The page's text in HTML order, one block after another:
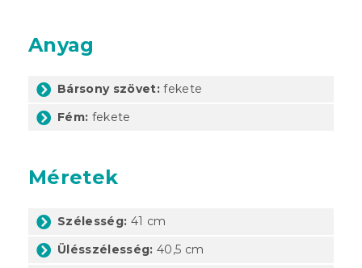
Anyag
Bársony szövet: fekete
Fém: fekete
Méretek
Szélesség: 41 cm
Ülésszélesség: 40,5 cm